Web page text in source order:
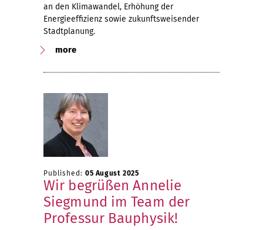
an den Klimawandel, Erhöhung der
Energieeffizienz sowie zukunftsweisender
Stadtplanung.
more
Published: 05 August 2025
Wir begrüßen Annelie
Siegmund im Team der
Professur Bauphysik!